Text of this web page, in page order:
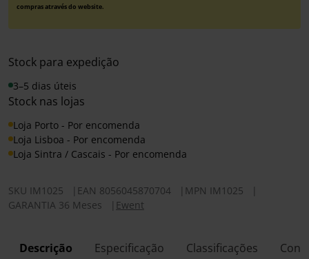
compras através do website.
Stock para expedição
3–5 dias úteis
Stock nas lojas
Loja Porto - Por encomenda
Loja Lisboa - Por encomenda
Loja Sintra / Cascais - Por encomenda
SKU IM1025 EAN 8056045870704 MPN IM1025
GARANTIA 36 Meses
Ewent
Descrição Especificação Classificações